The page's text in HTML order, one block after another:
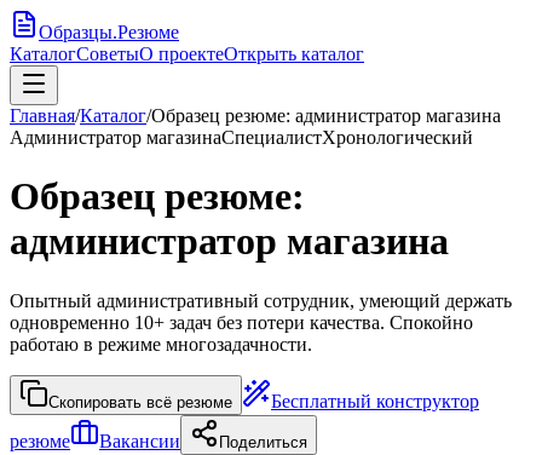
Образцы.Резюме
КаталогСоветыО проектеОткрыть каталог
Главная/Каталог/Образец резюме: администратор магазина
Администратор магазинаСпециалистХронологический
Образец резюме:
администратор магазина
Опытный административный сотрудник, умеющий держать
одновременно 10+ задач без потери качества. Спокойно
работаю в режиме многозадачности.
Скопировать всё резюме
Бесплатный конструктор
резюме
Вакансии Поделиться